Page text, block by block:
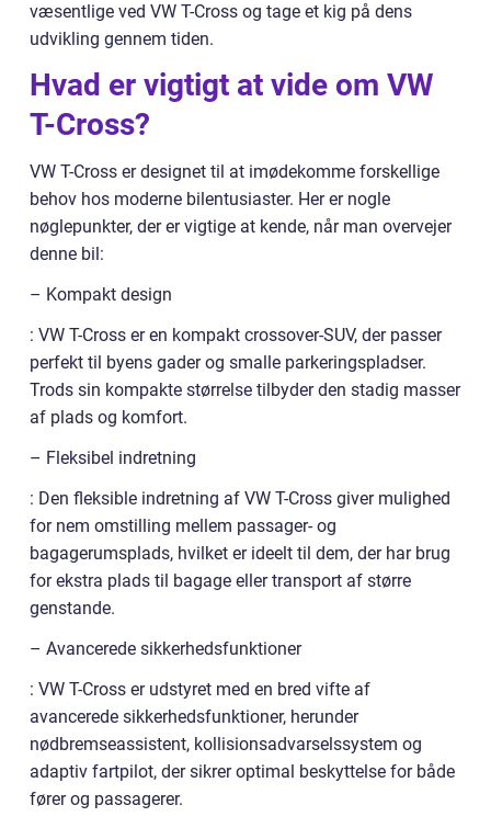
væsentlige ved VW T-Cross og tage et kig på dens
udvikling gennem tiden.
Hvad er vigtigt at vide om VW
T-Cross?
VW T-Cross er designet til at imødekomme forskellige
behov hos moderne bilentusiaster. Her er nogle
nøglepunkter, der er vigtige at kende, når man overvejer
denne bil:
– Kompakt design
: VW T-Cross er en kompakt crossover-SUV, der passer
perfekt til byens gader og smalle parkeringspladser.
Trods sin kompakte størrelse tilbyder den stadig masser
af plads og komfort.
– Fleksibel indretning
: Den fleksible indretning af VW T-Cross giver mulighed
for nem omstilling mellem passager- og
bagagerumsplads, hvilket er ideelt til dem, der har brug
for ekstra plads til bagage eller transport af større
genstande.
– Avancerede sikkerhedsfunktioner
: VW T-Cross er udstyret med en bred vifte af
avancerede sikkerhedsfunktioner, herunder
nødbremseassistent, kollisionsadvarselssystem og
adaptiv fartpilot, der sikrer optimal beskyttelse for både
fører og passagerer.